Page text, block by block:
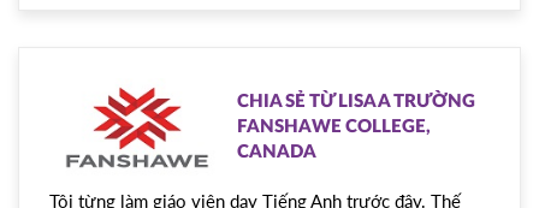
đầu và đưa ra cho các bạn những lựa chọn trường và
ngành nghề phù hợp nhất với khả năng và background
của mỗi bạn. Và UWindsor rất vinh dự được là 1 trong
những lựa chọn đó.
CHIA SẺ TỪ LISA A TRƯỜNG
FANSHAWE COLLEGE,
CANADA
Tôi từng làm giáo viên dạy Tiếng Anh trước đây. Thế